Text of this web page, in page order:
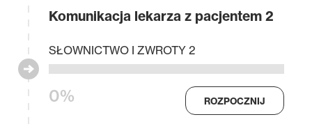
Komunikacja lekarza z pacjentem 2
0%
SŁOWNICTWO I ZWROTY 2
ROZPOCZNIJ